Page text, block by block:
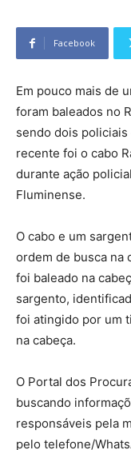
Facebook
Em pouco mais de
foram baleados no
sendo dois
recente foi o cabo
durante ação
Fluminense.
O cabo e um
ordem de busca na
foi baleado na
sargento,
foi atingido por um
na cabeça.
O Portal dos
buscando
responsáveis pela
pelo telefone/